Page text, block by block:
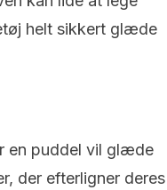
helt sikkert glæde
en puddel vil glæde
der efterligner deres